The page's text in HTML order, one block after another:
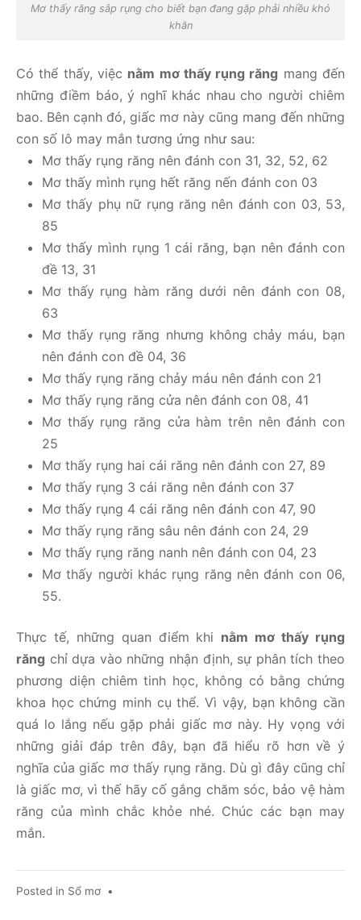
Mơ thấy răng sắp rụng cho biết bạn đang gặp phải nhiều khó
khăn
Có thể thấy, việc nằm mơ thấy rụng răng mang đến
những điềm báo, ý nghĩ khác nhau cho người chiêm
bao. Bên cạnh đó, giấc mơ này cũng mang đến những
con số lô may mắn tương ứng như sau:
Mơ thấy rụng răng nên đánh con 31, 32, 52, 62
Mơ thấy mình rụng hết răng nến đánh con 03
Mơ thấy phụ nữ rụng răng nên đánh con 03, 53,
85
Mơ thấy mình rụng 1 cái răng, bạn nên đánh con
đề 13, 31
Mơ thấy rụng hàm răng dưới nên đánh con 08,
63
Mơ thấy rụng răng nhưng không chảy máu, bạn
nên đánh con đề 04, 36
Mơ thấy rụng răng chảy máu nên đánh con 21
Mơ thấy rụng răng cửa nên đánh con 08, 41
Mơ thấy rụng răng cửa hàm trên nên đánh con
25
Mơ thấy rụng hai cái răng nên đánh con 27, 89
Mơ thấy rụng 3 cái răng nên đánh con 37
Mơ thấy rụng 4 cái răng nên đánh con 47, 90
Mơ thấy rụng răng sâu nên đánh con 24, 29
Mơ thấy rụng răng nanh nên đánh con 04, 23
Mơ thấy người khác rụng răng nên đánh con 06,
55.
Thực tế, những quan điểm khi nằm mơ thấy rụng
răng chỉ dựa vào những nhận định, sự phân tích theo
phương diện chiêm tinh học, không có bằng chứng
khoa học chứng minh cụ thể. Vì vậy, bạn không cần
quá lo lắng nếu gặp phải giấc mơ này. Hy vọng với
những giải đáp trên đây, bạn đã hiểu rõ hơn về ý
nghĩa của giấc mơ thấy rụng răng. Dù gì đây cũng chỉ
là giấc mơ, vì thế hãy cố gắng chăm sóc, bảo vệ hàm
răng của mình chắc khỏe nhé. Chúc các bạn may
mắn.
Posted in Sổ mơ •